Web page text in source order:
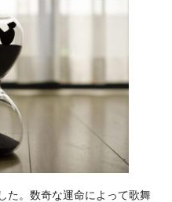
た。数奇な運命によって歌舞